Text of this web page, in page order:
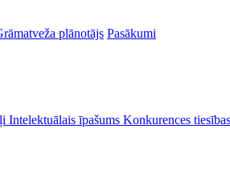
plānotājs Pasākumi
Intelektuālais īpašums Konkurences tiesības